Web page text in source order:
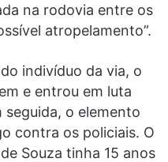
na rodovia entre os
atropelamento”.
indivíduo da via, o
e entrou em luta
seguida, o elemento
contra os policiais. O
Souza tinha 15 anos